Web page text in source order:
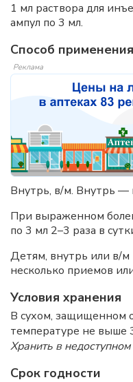
1 мл раствора для
ампул по 3 мл.
Способ
Реклама
Внутрь, в/м. Внутрь —
При выраженном
по 3 мл 2–3 раза в
Детям, внутрь или в/м
несколько приемов
Условия хранения
В сухом, защищенном
температуре не выше
Хранить в
Срок годности